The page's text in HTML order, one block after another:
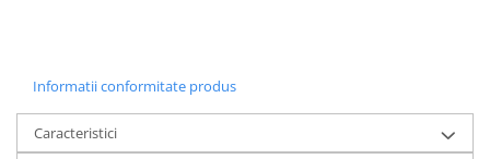
Informatii conformitate produs
Caracteristici